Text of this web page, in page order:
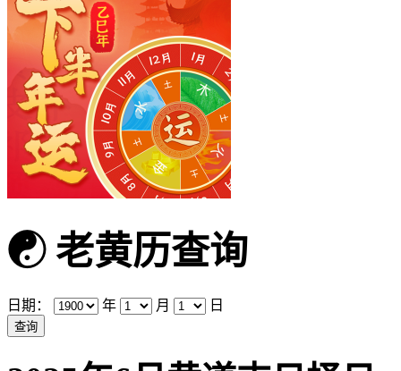
☯老黄历查询
日期： 年 月 日